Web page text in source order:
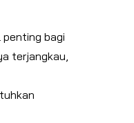
bagi
terjangkau,